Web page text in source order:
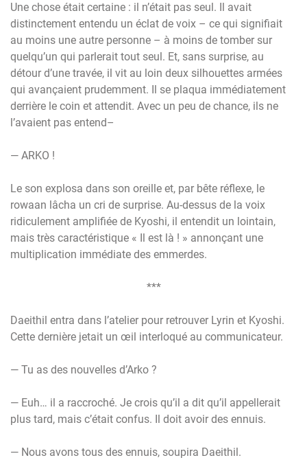
Une chose était certaine : il n’était pas seul. Il avait
distinctement entendu un éclat de voix – ce qui signifiait
au moins une autre personne – à moins de tomber sur
quelqu’un qui parlerait tout seul. Et, sans surprise, au
détour d’une travée, il vit au loin deux silhouettes armées
qui avançaient prudemment. Il se plaqua immédiatement
derrière le coin et attendit. Avec un peu de chance, ils ne
l’avaient pas entend–
— ARKO !
Le son explosa dans son oreille et, par bête réflexe, le
rowaan lâcha un cri de surprise. Au-dessus de la voix
ridiculement amplifiée de Kyoshi, il entendit un lointain,
mais très caractéristique « Il est là ! » annonçant une
multiplication immédiate des emmerdes.
***
Daeithil entra dans l’atelier pour retrouver Lyrin et Kyoshi.
Cette dernière jetait un œil interloqué au communicateur.
— Tu as des nouvelles d’Arko ?
— Euh… il a raccroché. Je crois qu’il a dit qu’il appellerait
plus tard, mais c’était confus. Il doit avoir des ennuis.
— Nous avons tous des ennuis, soupira Daeithil.